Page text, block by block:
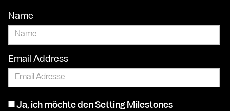
Name
Email Address
Ja, ich möchte den Setting Milestones